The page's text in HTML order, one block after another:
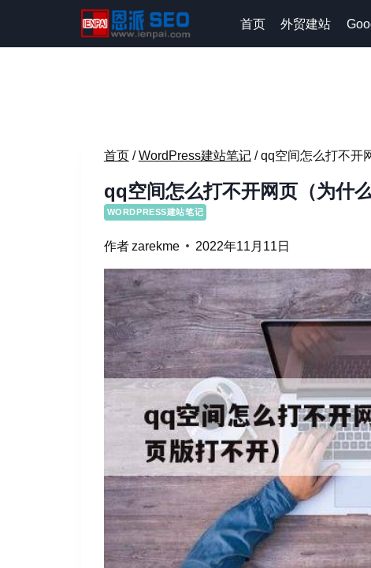
内
首页 外贸建站
首页 / WordPress建站笔记 / qq空间怎么打不开
qq空间怎么打不开网页（为什
WORDPRESS建站笔记
作者zarekme 2022年11月11日